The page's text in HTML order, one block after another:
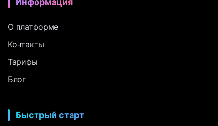
Информация
О платформе
Контакты
Тарифы
Блог
Быстрый старт